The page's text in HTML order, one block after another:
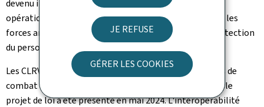
JE REFUSE
GÉRER LES COOKIES
devenu incontournable, pour garantir l'engagement
opérationnel de ses troupes, une interopérabilité avec les
forces armées des pays alliés ainsi que la meilleure protection
du personnel en opérations.
Les CLRV seront complémentaires aux futurs véhicules de
combat médian de type Jaguar, Griffon et Serval, dont le
projet de loi a été présenté en mai 2024. L'interopérabilité